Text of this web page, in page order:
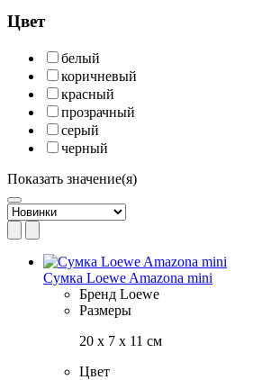
Цвет
белый
коричневый
красный
прозрачный
серый
черный
Показать значение(я)
Сумка Loewe Amazona mini
Бренд Loewe
Размеры
20 х 7 х 11 см
Цвет